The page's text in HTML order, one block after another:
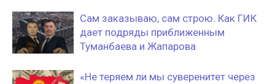
Сам заказываю, сам строю. Как ГИК
дает подряды приближенным
Туманбаева и Жапарова
«Не теряем ли мы суверенитет через